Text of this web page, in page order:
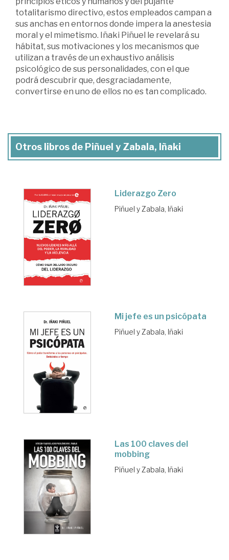
totalitarismo directivo, estos empleados campan a
sus anchas en entornos donde impera la anestesia
moral y el mimetismo. Iñaki Piñuel le revelará su
hábitat, sus motivaciones y los mecanismos que
utilizan a través de un exhaustivo análisis
psicológico de sus personalidades, con el que
podrá descubrir que, desgraciadamente,
convertirse en uno de ellos no es tan complicado.
Otros libros de Piñuel y Zabala, Iñaki
Liderazgo Zero
Piñuel y Zabala, Iñaki
Mi jefe es un psicópata
Piñuel y Zabala, Iñaki
Las 100 claves del
mobbing
Piñuel y Zabala, Iñaki